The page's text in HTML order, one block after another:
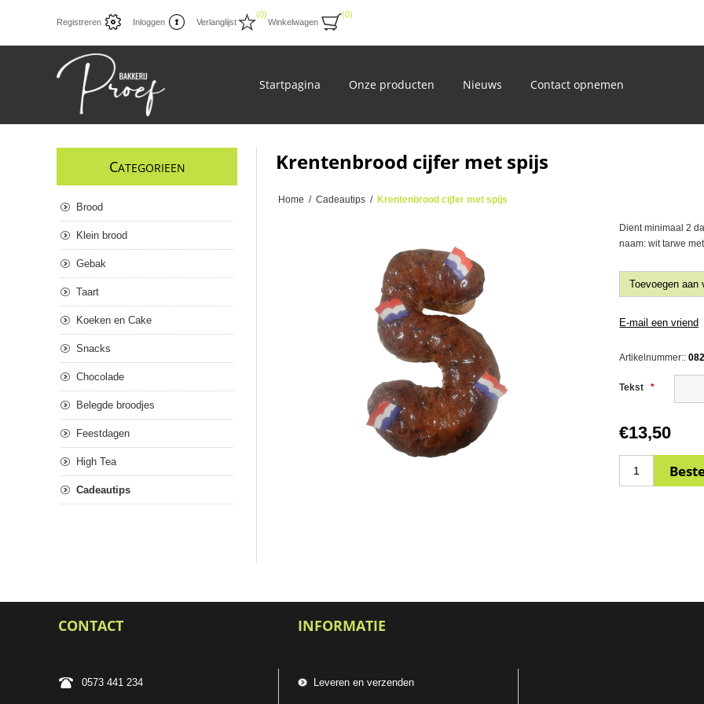
Registreren Inloggen Verlanglijst
(0)
Winkelwagen
(0)
Startpagina Onze producten Nieuws Contact opnemen
Krentenbrood cijfer met spijs
Home / Cadeautips / Krentenbrood cijfer met spijs
Dient minimaal 2
naam: wit tarwe
Artikelnummer::
Tekst *
€13,50
CATEGORIEEN
Brood
Klein brood
Gebak
Taart
Koeken en Cake
Snacks
Chocolade
Belegde broodjes
Feestdagen
High Tea
Cadeautips
CONTACT
0573 441 234
INFORMATIE
Leveren en verzenden